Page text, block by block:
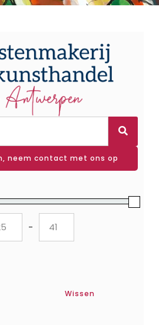
neem contact met ons op
Minimum Price
-Maximum Price
Wissen